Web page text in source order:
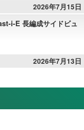
2026年7月15日
i-E 長編成サイドビュ
2026年7月13日